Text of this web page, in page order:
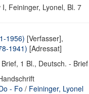
Feininger, Lyonel, Bl. 7
1956) [Verfasser],
1941) [Adressat]
1 Bl., Deutsch. - Brief
- Fo / Feininger, Lyonel